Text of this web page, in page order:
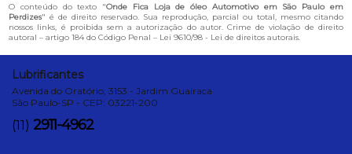
O conteúdo do texto "Onde Fica Loja de óleo Automotivo em São Paulo em
Perdizes" é de direito reservado. Sua reprodução, parcial ou total, mesmo citando
nossos links, é proibida sem a autorização do autor. Crime de violação de direito
autoral – artigo 184 do Código Penal – Lei 9610/98 - Lei de direitos autorais.
Lubrificantes
Avenida do Oratório, 3153 - Jardim Guairaca
São Paulo-SP - CEP: 03221-200
(11) 2911-4962